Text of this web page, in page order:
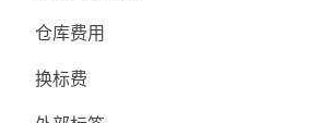
仓库费用
换标费